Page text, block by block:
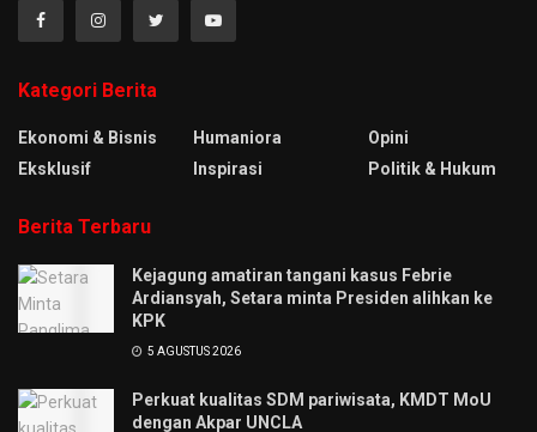
Kategori Berita
Ekonomi & Bisnis
Eksklusif
Humaniora
Inspirasi
Opini
Politik & Hukum
Berita Terbaru
Kejagung amatiran tangani kasus Febrie
Ardiansyah, Setara minta Presiden alihkan ke
KPK
5 AGUSTUS 2026
Perkuat kualitas SDM pariwisata, KMDT MoU
dengan Akpar UNCLA